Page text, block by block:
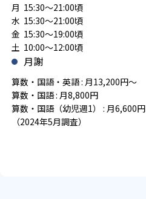
月 15:30～21:00頃
水 15:30～21:00頃
金 15:30～19:00頃
土 10:00～12:00頃
月謝
算数・国語・英語 : 月13,200円～
算数・国語 : 月8,800円
算数・国語（幼児週1） : 月6,600円
（2024年5月調査）